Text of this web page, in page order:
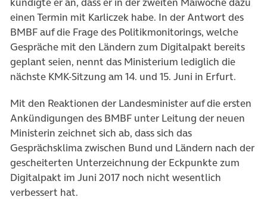
einen Termin mit Karliczek habe. In der Antwort des
BMBF auf die Frage des Politikmonitorings, welche
Gespräche mit den Ländern zum Digitalpakt bereits
geplant seien, nennt das Ministerium lediglich die
nächste KMK-Sitzung am 14. und 15. Juni in Erfurt.
Mit den Reaktionen der Landesminister auf die ersten
Ankündigungen des BMBF unter Leitung der neuen
Ministerin zeichnet sich ab, dass sich das
Gesprächsklima zwischen Bund und Ländern nach der
gescheiterten Unterzeichnung der Eckpunkte zum
Digitalpakt im Juni 2017 noch nicht wesentlich
verbessert hat.